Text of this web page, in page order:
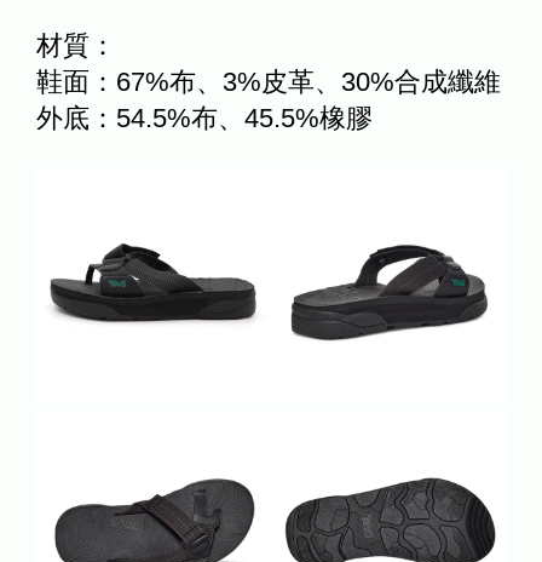
材質：
鞋面：67%布、3%皮革、30%合成纖維
外底：54.5%布、45.5%橡膠